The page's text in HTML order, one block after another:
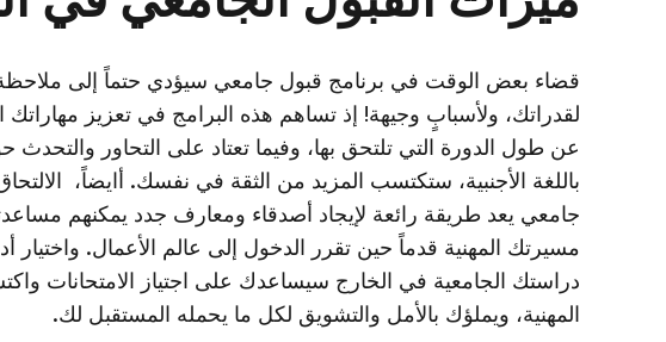
قضاء بعض الوقت في برنامج قبول جامعي سيؤدي حتماً إلى
لقدراتك، ولأسبابٍ وجيهة! إذ تساهم هذه البرامج في تعزيز مهاراتك
عن طول الدورة التي تلتحق بها، وفيما تعتاد على التحاور
باللغة الأجنبية، ستكتسب المزيد من الثقة في نفسك. أايضاً،
جامعي يعد طريقة رائعة لإيجاد أصدقاء ومعارف جدد يمكنهم
مسيرتك المهنية قدماً حين تقرر الدخول إلى عالم الأعمال. واختيار
دراستك الجامعية في الخارج سيساعدك على اجتياز الامتحانات
المهنية، ويملؤك بالأمل والتشويق لكل ما يحمله المستقبل لك.